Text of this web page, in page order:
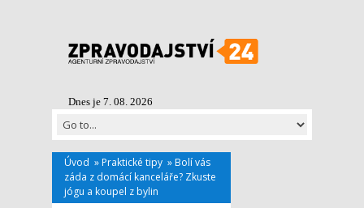
Dnes je 7. 08. 2026
Úvod » Praktické tipy » Bolí vás
záda z domácí kanceláře? Zkuste
jógu a koupel z bylin